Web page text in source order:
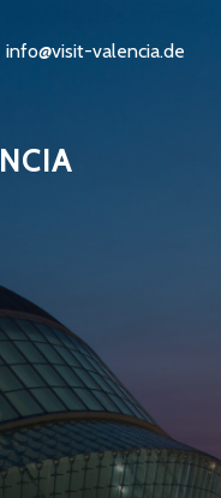
info@visit-valencia.de